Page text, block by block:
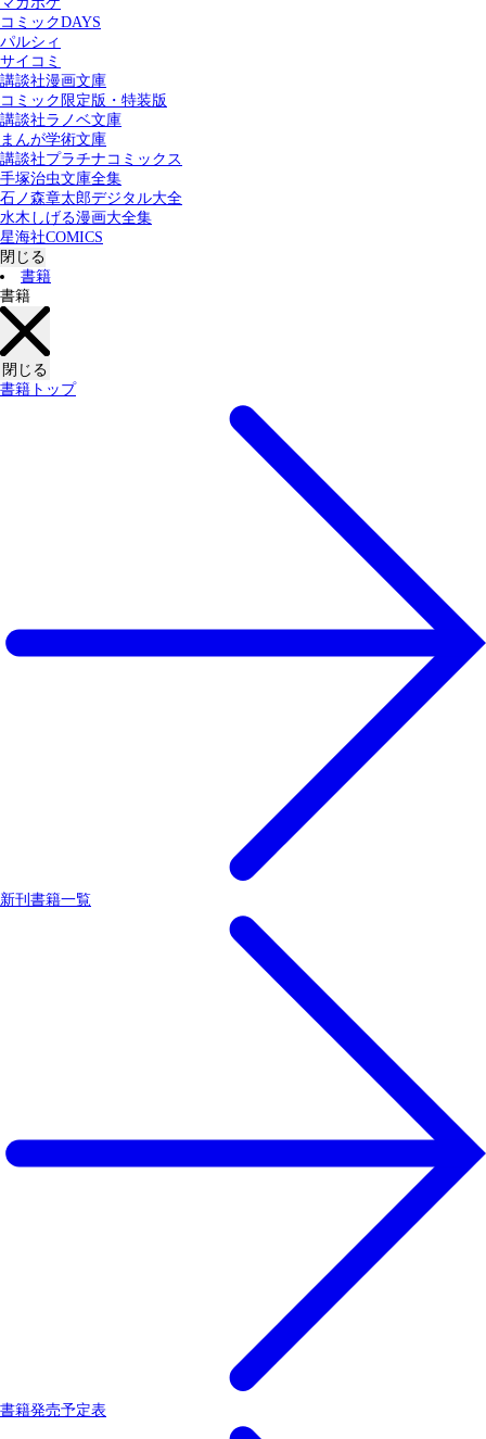
コミックDAYS
パルシィ
サイコミ
講談社漫画文庫
コミック限定版・特装版
講談社ラノベ文庫
まんが学術文庫
講談社プラチナコミックス
手塚治虫文庫全集
石ノ森章太郎デジタル大全
水木しげる漫画大全集
星海社COMICS
閉じる
書籍
書籍
閉じる
書籍トップ
新刊書籍一覧
書籍発売予定表
カテゴリー：
すべての記事